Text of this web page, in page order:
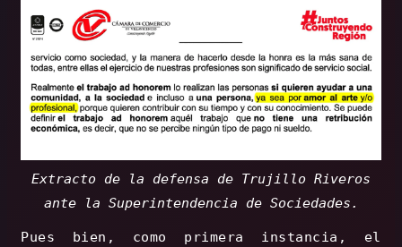
Extracto de la defensa de Trujillo Riveros
ante la Superintendencia de Sociedades.
Pues bien, como primera instancia, el